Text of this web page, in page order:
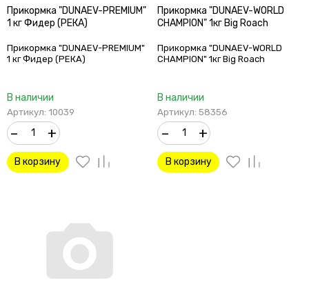
Прикормка "DUNAEV-PREMIUM"
1 кг Фидер (РЕКА)
Прикормка "DUNAEV-PREMIUM"
1 кг Фидер (РЕКА)
В наличии
Артикул: 10039
– +
В корзину
Прикормка "DUNAEV-WORLD
CHAMPION" 1кг Big Roach
Прикормка "DUNAEV-WORLD
CHAMPION" 1кг Big Roach
В наличии
Артикул: 58356
– +
В корзину